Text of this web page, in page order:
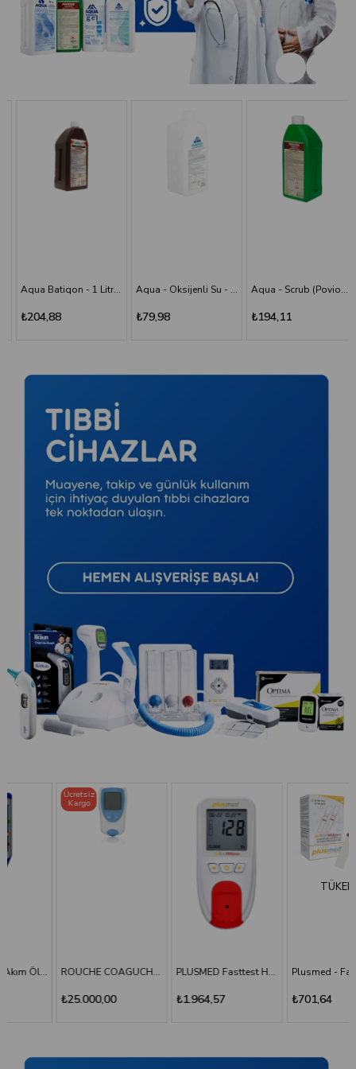
Aqua Batiqon - 1 Litre Batikon - Povidon İyot Çözelti %10
₺204,88
Aqua - Oksijenli Su - 1 lt
₺79,98
Aqua - Scrub (Poviodine) - %7,5 - 1 Litre
₺194,11
ROUCHE COAGUCHEK XS SYSTEM INR Ölçüm Cihazı
₺25.000,00
PLUSMED Fasttest HBlyzer Hemoglobin Ölçüm Cihazı
₺1.964,57
Plusmed - Fasttest Hblyzer Hemoglobin Ölçüm Stripi 50